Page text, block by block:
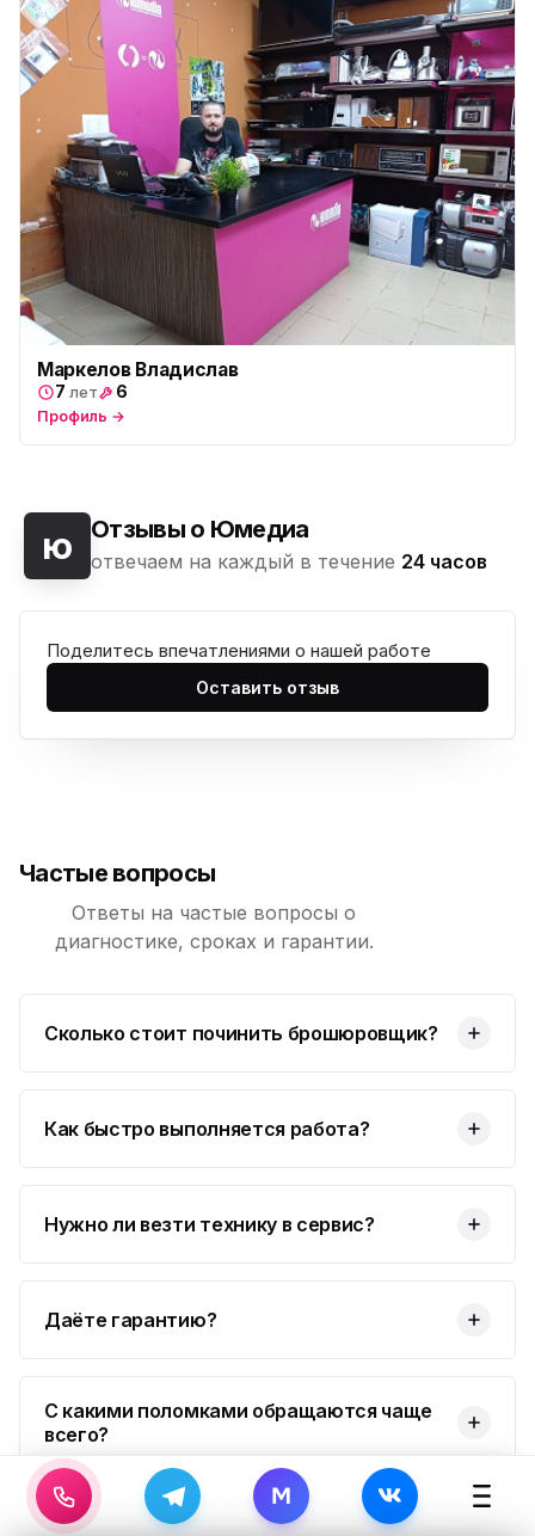
Маркелов Владислав
7 лет 6
Профиль →
ю Отзывы о Юмедиа
отвечаем на каждый в течение 24 часов
Поделитесь впечатлениями о нашей работе
Оставить отзыв
Частые вопросы
Ответы на частые вопросы о
диагностике, сроках и гарантии.
Сколько стоит починить брошюровщик?
Как быстро выполняется работа?
Нужно ли везти технику в сервис?
Даёте гарантию?
С какими поломками обращаются чаще
всего?
M